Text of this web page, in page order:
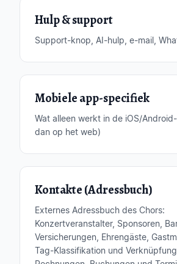
Hulp & support
Support-knop, AI-hulp, e-mail,
Mobiele app-specifiek
Wat alleen werkt in de iOS/
dan op het web)
Kontakte (Adressbuch)
Externes Adressbuch des Chors:
Konzertveranstalter, Sponsoren,
Versicherungen, Ehrengäste,
Tag-Klassifikation und